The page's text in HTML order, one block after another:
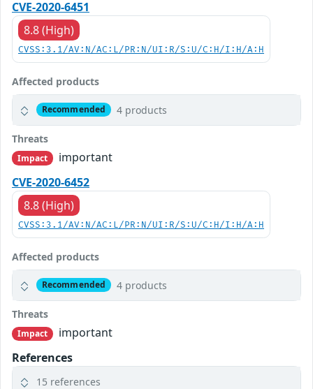
CVE-2020-6451
8.8 (High)
CVSS:3.1/AV:N/AC:L/PR:N/UI:R/S:U/C:H/I:H/A:H
Affected products
Recommended 4 products
Threats
Impact
important
CVE-2020-6452
8.8 (High)
CVSS:3.1/AV:N/AC:L/PR:N/UI:R/S:U/C:H/I:H/A:H
Affected products
Recommended 4 products
Threats
Impact
important
References
15 references